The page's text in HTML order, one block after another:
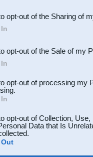
Participants
opt-out of the Sharing of
opt-out of the Sale of my
opt-out of processing my
opt-out of Collection,
Data that Is